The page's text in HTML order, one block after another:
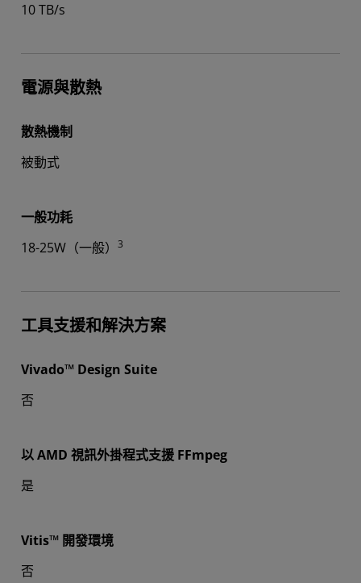
10 TB/s
電源與散熱
散熱機制
被動式
一般功耗
18-25W（一般）
3
工具支援和解決方案
Vivado™ Design Suite
否
以 AMD 視訊外掛程式支援 FFmpeg
是
Vitis™ 開發環境
否